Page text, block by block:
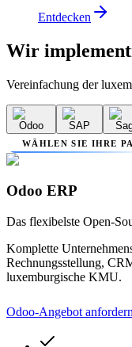
Entdecken
Wir
Vereinfachung der
Odoo SAP
WÄHLEN SIE IHRE
Odoo ERP
Das flexibelste Open-
Komplette
Rechnungsstellung,
luxemburgische KMU.
Odoo-Angebot anfordern